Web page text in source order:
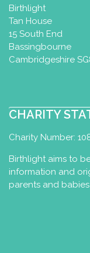
Birthlight
Tan House
15 South End
Bassingbourne
Cambridgeshire
CHARITY
Charity Number:
Birthlight aims to
information and
parents and